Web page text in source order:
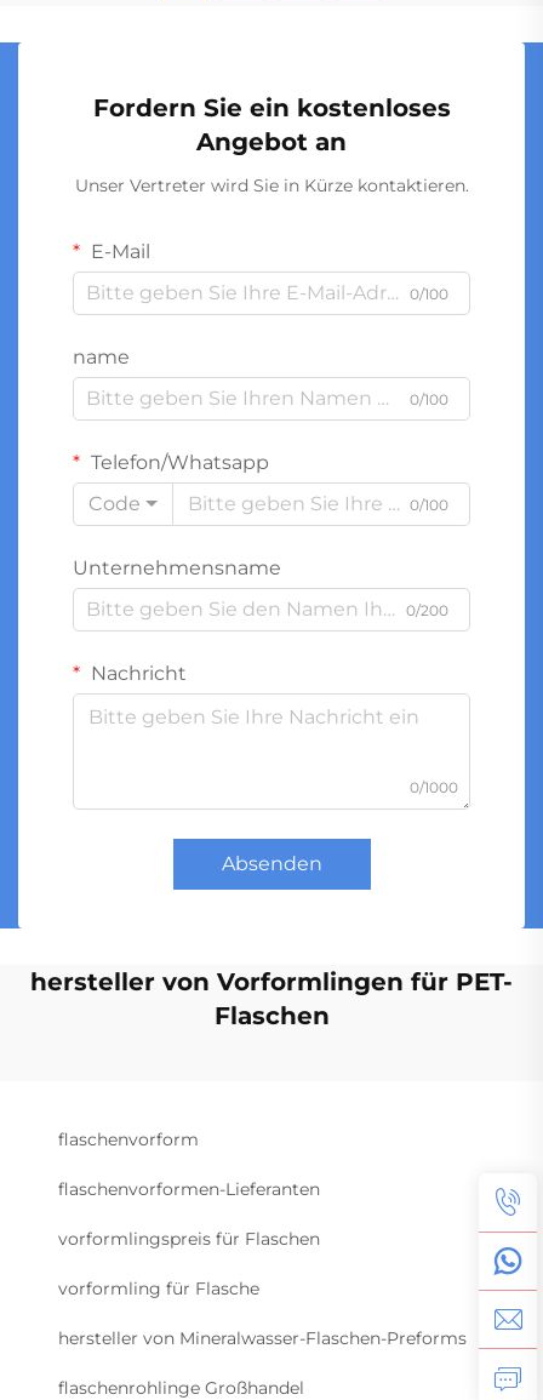
Fordern Sie ein kostenloses
Angebot an
Unser Vertreter wird Sie in Kürze kontaktieren.
E-Mail
0/100
name
0/100
Telefon/Whatsapp
Code
0/100
Unternehmensname
0/200
Nachricht
0/1000
Absenden
hersteller von Vorformlingen für PET-
Flaschen
flaschenvorform
flaschenvorformen-Lieferanten
vorformlingspreis für Flaschen
vorformling für Flasche
hersteller von Mineralwasser-Flaschen-Preforms
flaschenrohlinge Großhandel